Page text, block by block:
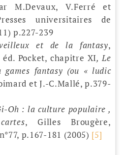
M.Devaux, V.Ferré et
universitaires de
p.227-239
et de la fantasy,
éd. Pocket, chapitre XI, Le
fantasy (ou « ludic
et J.-C.Mallé, p.379-
Oh : la culture populaire ,
, Gilles Brougère,
p.167-181 (2005) [5]